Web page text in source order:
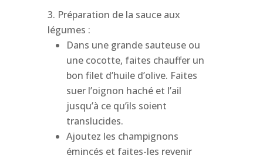
Préparation de la sauce aux
légumes :
Dans une grande sauteuse ou
une cocotte, faites chauffer un
bon filet d’huile d’olive. Faites
suer l’oignon haché et l’ail
jusqu’à ce qu’ils soient
translucides.
Ajoutez les champignons
émincés et faites-les revenir